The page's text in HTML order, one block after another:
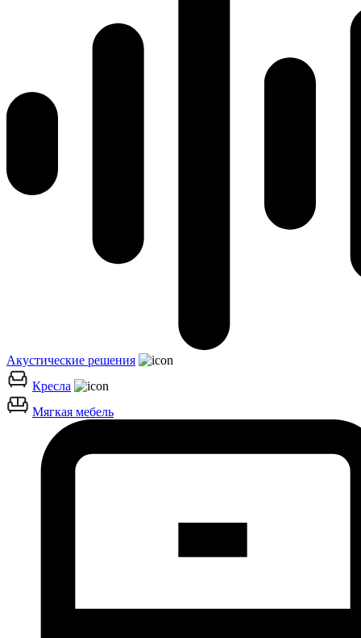
Акустические решения
Кресла
Мягкая мебель